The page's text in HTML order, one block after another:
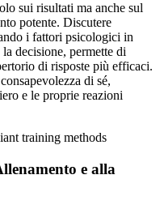
sui risultati ma anche sul
potente. Discutere
i fattori psicologici in
decisione, permette di
di risposte più efficaci.
di sé,
e le proprie reazioni
e alla